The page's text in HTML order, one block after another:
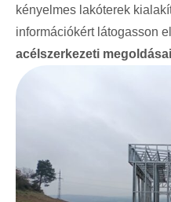
kényelmes lakóterek
információkért látogasson el
acélszerkezeti